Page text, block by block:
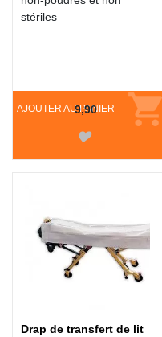
stériles
AJOUTER AU PANIER
9,90
Drap de transfert de lit